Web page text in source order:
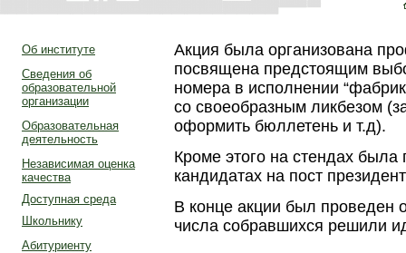
Об институте
Сведения об
образовательной
организации
Образовательная
деятельность
Независимая оценка
качества
Доступная среда
Школьнику
Абитуриенту
Акция была организована
посвящена предстоящим
номера в исполнении
со своеобразным ликбезом
оформить бюллетень и т.д).
Кроме этого на стендах
кандидатах на пост
В конце акции был проведен
числа собравшихся решили